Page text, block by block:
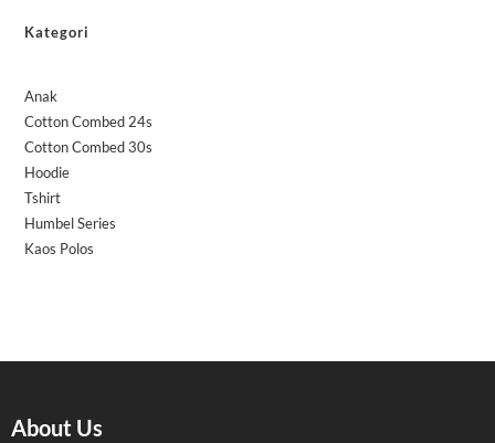
Kategori
Anak
Cotton Combed 24s
Cotton Combed 30s
Hoodie
Tshirt
Humbel Series
Kaos Polos
About Us